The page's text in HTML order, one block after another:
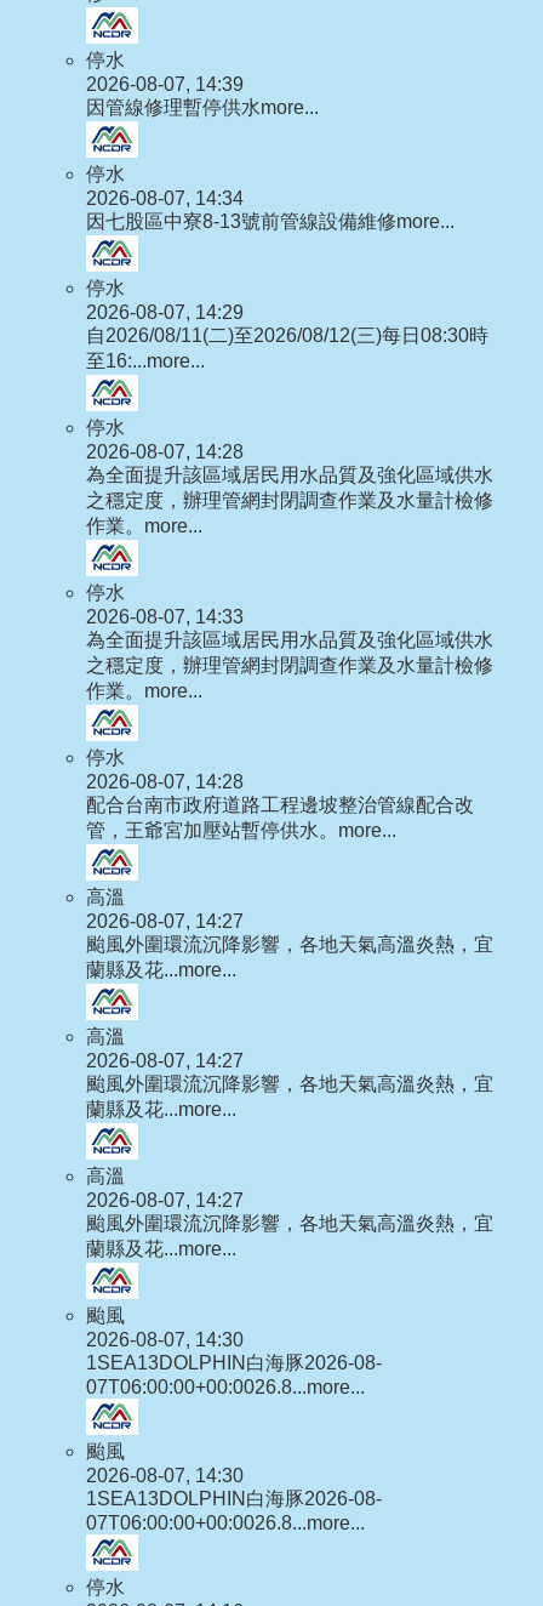
停水
2026-08-07, 14:39
因管線修理暫停供水more...
停水
2026-08-07, 14:34
因七股區中寮8-13號前管線設備維修more...
停水
2026-08-07, 14:29
自2026/08/11(二)至2026/08/12(三)每日08:30時
至16:...more...
停水
2026-08-07, 14:28
為全面提升該區域居民用水品質及強化區域供水
之穩定度，辦理管網封閉調查作業及水量計檢修
作業。 more...
停水
2026-08-07, 14:33
為全面提升該區域居民用水品質及強化區域供水
之穩定度，辦理管網封閉調查作業及水量計檢修
作業。 more...
停水
2026-08-07, 14:28
配合台南市政府道路工程邊坡整治管線配合改
管，王爺宮加壓站暫停供水。 more...
高溫
2026-08-07, 14:27
颱風外圍環流沉降影響，各地天氣高溫炎熱，宜
蘭縣及花...more...
高溫
2026-08-07, 14:27
颱風外圍環流沉降影響，各地天氣高溫炎熱，宜
蘭縣及花...more...
高溫
2026-08-07, 14:27
颱風外圍環流沉降影響，各地天氣高溫炎熱，宜
蘭縣及花...more...
颱風
2026-08-07, 14:30
1SEA13DOLPHIN白海豚2026-08-
07T06:00:00+00:0026.8...more...
颱風
2026-08-07, 14:30
1SEA13DOLPHIN白海豚2026-08-
07T06:00:00+00:0026.8...more...
停水